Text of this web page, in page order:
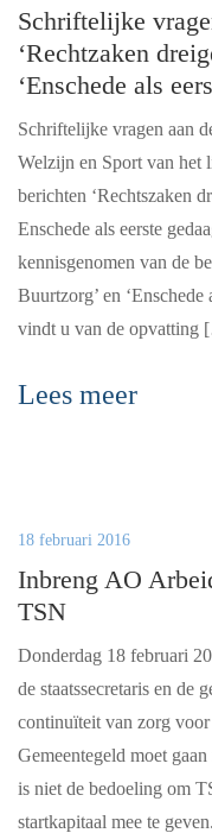
Schriftelijke
‘Rechtzaken
‘Enschede als
Schriftelijke vragen aan
Welzijn en Sport van
berichten ‘Rechtszaken
Enschede als eerste
kennisgenomen van de
Buurtzorg’ en
vindt u van de opvatting
Lees meer
18 februari 2016
Inbreng AO
TSN
Donderdag 18 februari
de staatssecretaris en de
continuïteit van zorg
Gemeentegeld moet
is niet de bedoeling om
startkapitaal mee te